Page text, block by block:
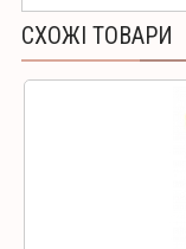
СХОЖІ ТОВАРИ